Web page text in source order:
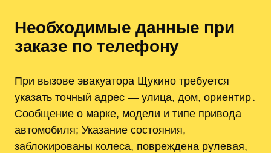
Необходимые данные при
заказе по телефону
При вызове эвакуатора Щукино требуется
указать точный адрес — улица, дом, ориентир․
Сообщение о марке, модели и типе привода
автомобиля; Указание состояния,
заблокированы колеса, повреждена рулевая,